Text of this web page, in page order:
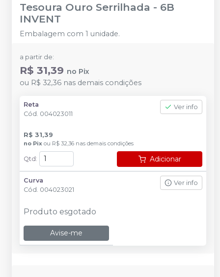
Tesoura Ouro Serrilhada - 6B
INVENT
Embalagem com 1 unidade.
a partir de:
R$ 31,39 no Pix
ou R$ 32,36 nas demais condições
Reta
Cód. 004023011
Ver info
R$ 31,39
no Pix ou R$ 32,36 nas demais condições
Qtd : Adicionar
Curva
Cód. 004023021
Ver info
Produto esgotado
Avise-me